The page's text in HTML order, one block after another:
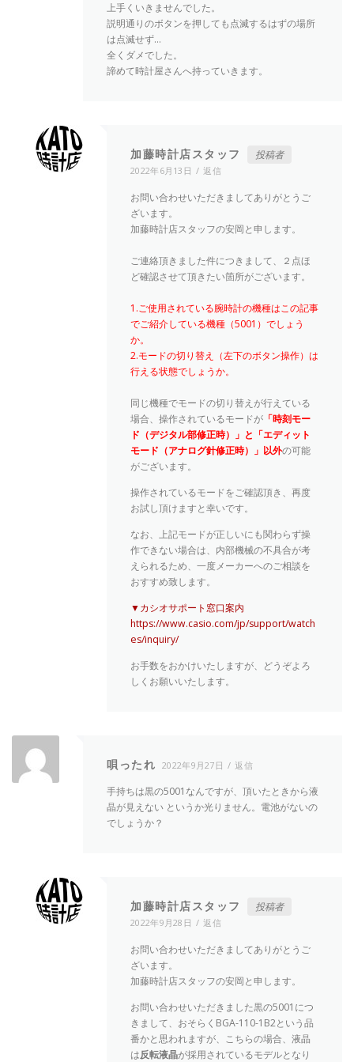
上手くいきませんでした。
説明通りのボタンを押しても点滅するはずの場所
は点滅せず…
全くダメでした。
諦めて時計屋さんへ持っていきます。
加藤時計店スタッフ 投稿者
2022年6月13日 返信
お問い合わせいただきましてありがとうご
ざいます。
加藤時計店スタッフの安岡と申します。
ご連絡頂きました件につきまして、２点ほ
ど確認させて頂きたい箇所がございます。
1.ご使用されている腕時計の機種はこの記事
でご紹介している機種（5001）でしょう
か。
2.モードの切り替え（左下のボタン操作）は
行える状態でしょうか。
同じ機種でモードの切り替えが行えている
場合、操作されているモードが 「時刻モー
ド（デジタル部修正時）」と「エディット
モード（アナログ針修正時）」以外の可能
がございます。
操作されているモードをご確認頂き、再度
お試し頂けますと幸いです。
なお、上記モードが正しいにも関わらず操
作できない場合は、内部機械の不具合が考
えられるため、一度メーカーへのご相談を
おすすめ致します。
▼カシオサポート窓口案内
https://www.casio.com/jp/support/watch
es/inquiry/
お手数をおかけいたしますが、どうぞよろ
しくお願いいたします。
唄ったれ 2022年9月27日 返信
手持ちは黒の5001なんですが、頂いたときから液
晶が見えない というか光りません。電池がないの
でしょうか？
加藤時計店スタッフ 投稿者
2022年9月28日 返信
お問い合わせいただきましてありがとうご
ざいます。
加藤時計店スタッフの安岡と申します。
お問い合わせいただきました黒の5001につ
きまして、おそらくBGA-110-1B2という品
番かと思われますが、こちらの場合、液晶
は反転液晶が採用されているモデルとなり